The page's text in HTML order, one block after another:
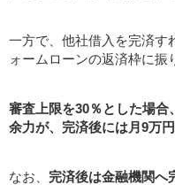
一方で、他社借入を完済す
ォームローンの返済枠に振
審査上限を30％とした場合
余力が、完済後には月9万
なお、 完済後は金融機関へ